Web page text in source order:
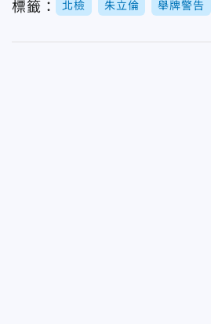
標籤： 北檢 朱立倫 舉牌警告